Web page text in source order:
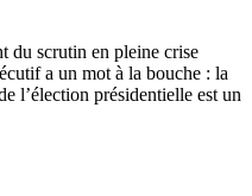
du scrutin en pleine crise
a un mot à la bouche : la
l’élection présidentielle est un